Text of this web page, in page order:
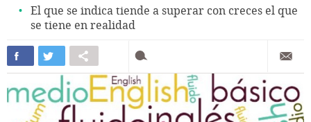
El que se indica tiende a superar con creces el que
se tiene en realidad